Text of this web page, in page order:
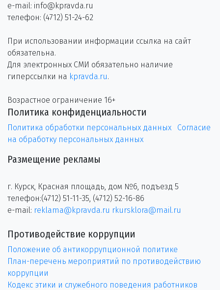
e-mail: info@kpravda.ru
телефон: (4712) 51-24-62
При использовании информации ссылка на сайт
обязательна.
Для электронных СМИ обязательно наличие
гиперссылки на kpravda.ru.
Возрастное ограничение 16+
Политика конфиденциальности
Политика обработки персональных данных
Согласие
на обработку персональных данных
Размещение рекламы
г. Курск, Красная площадь, дом №6, подъезд 5
телефон:(4712) 51-11-35, (4712) 52-16-86
e-mail: reklama@kpravda.ru rkursklora@mail.ru
Противодействие коррупции
Положение об антикоррупционной политике
План-перечень мероприятий по противодействию
коррупции
Кодекс этики и служебного поведения работников